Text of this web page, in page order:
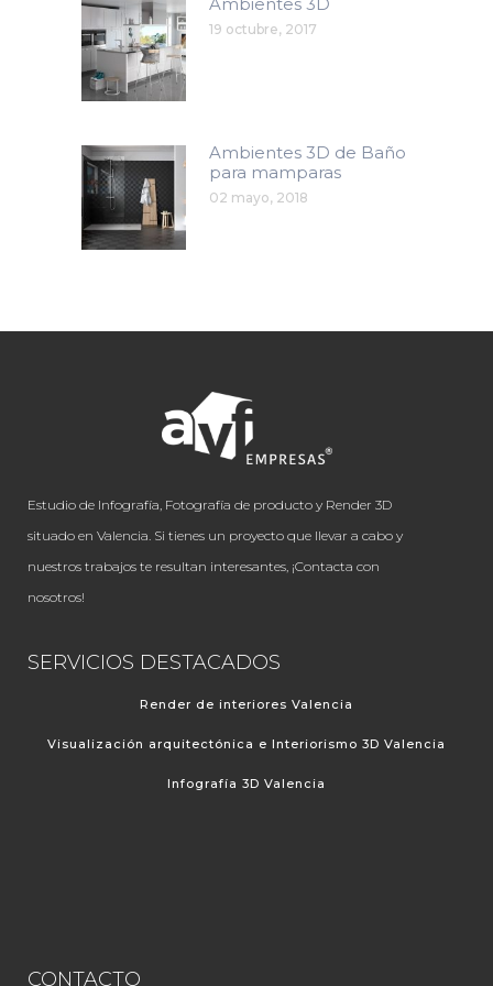
19 octubre, 2017
Ambientes 3D de Baño
para mamparas
02 mayo, 2018
Estudio de Infografía, Fotografía de producto y Render 3D
situado en Valencia. Si tienes un proyecto que llevar a cabo y
nuestros trabajos te resultan interesantes, ¡Contacta con
nosotros!
SERVICIOS DESTACADOS
Render de interiores Valencia
Visualización arquitectónica e Interiorismo 3D Valencia
Infografía 3D Valencia
CONTACTO